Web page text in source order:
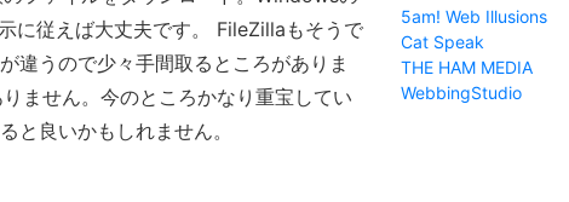
に従えば大丈夫です。 FileZillaもそうで
違うので少々手間取るところがありま
ません。今のところかなり重宝してい
と良いかもしれません。
5am! Web Illusions
Cat Speak
THE HAM MEDIA
WebbingStudio